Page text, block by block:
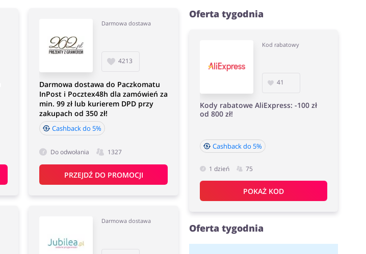
Darmowa dostawa
4213
Darmowa dostawa do Paczkomatu
InPost i Pocztex48h dla zamówień za
min. 99 zł lub kurierem DPD przy
zakupach od 350 zł!
Cashback do 5%
Do odwołania 1327
PRZEJDŹ DO PROMOCJI
Darmowa dostawa
Oferta tygodnia
Kod rabatowy
41
Kody rabatowe AliExpress: -100 zł
od 800 zł!
Cashback do 5%
1 dzień 75
POKAŻ KOD
Oferta tygodnia